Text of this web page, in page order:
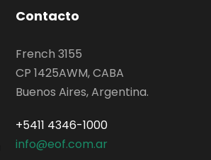
Contacto
French 3155
CP 1425AWM, CABA
Buenos Aires, Argentina.
+5411 4346-1000
info@eof.com.ar